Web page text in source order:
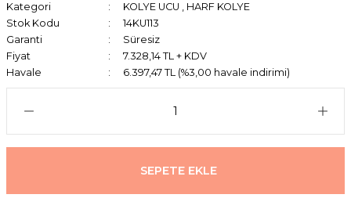
Kategori KOLYE UCU , HARF KOLYE
Stok Kodu
14KU113
Garanti
Süresiz
Fiyat
7.328,14 TL + KDV
Havale
6.397,47 TL (%3,00 havale indirimi)
SEPETE EKLE